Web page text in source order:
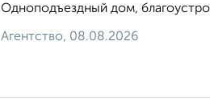
Одноподъездный дом,
Агентство, 08.08.2026